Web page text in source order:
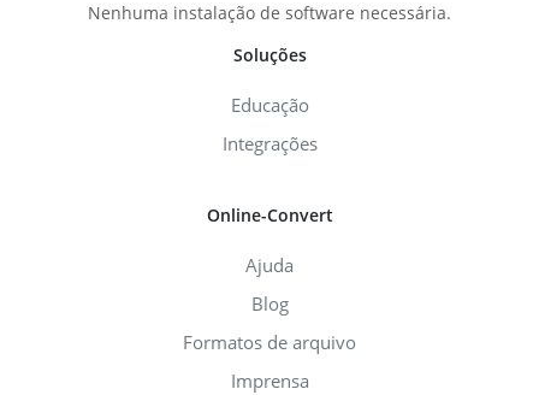
Nenhuma instalação de software necessária.
Soluções
Educação
Integrações
Online-Convert
Ajuda
Blog
Formatos de arquivo
Imprensa